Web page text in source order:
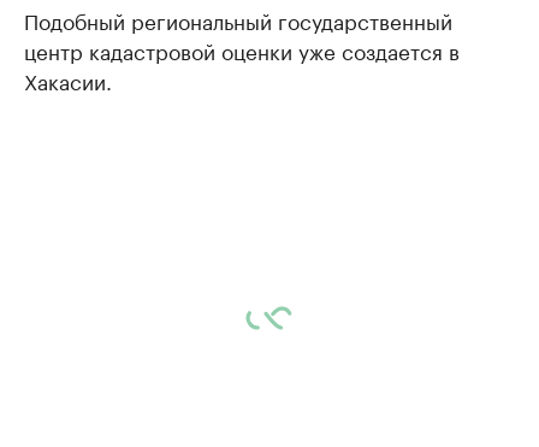
Подобный региональный государственный
центр кадастровой оценки уже создается в
Хакасии.